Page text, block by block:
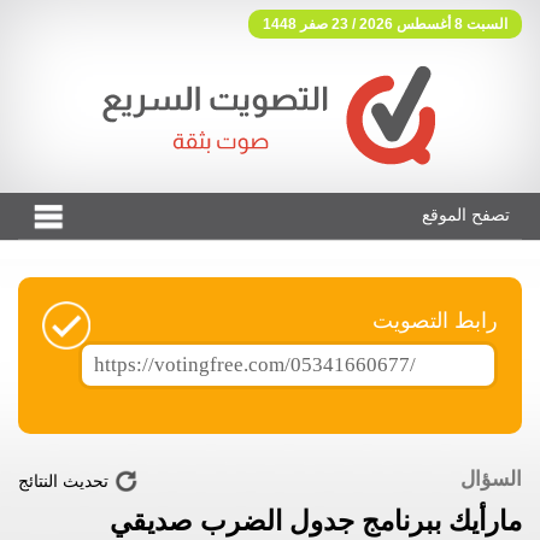
السبت 8 أغسطس 2026 / 23 صفر 1448
فوتنج فري موقع تصويت مجاني
تصفح الموقع
رابط التصويت
السؤال
مارأيك ببرنامج جدول الضرب صديقي
تحديث النتائج